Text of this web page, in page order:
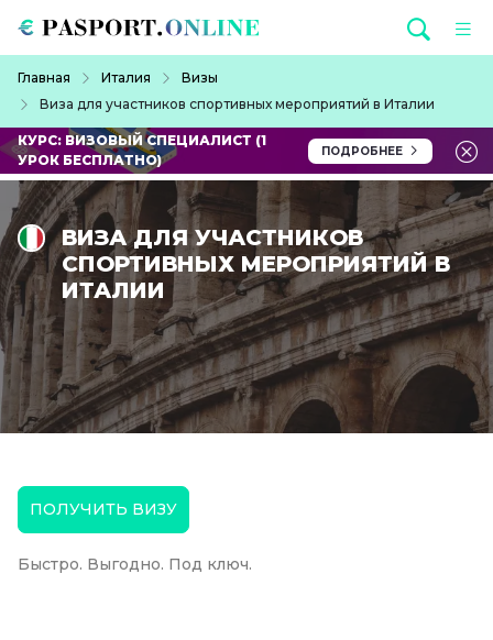
Главная Италия
Визы
Виза для участников спортивных мероприятий в Италии
КУРС: ВИЗОВЫЙ СПЕЦИАЛИСТ (1
УРОК БЕСПЛАТНО)
ПОДРОБНЕЕ
ВИЗА ДЛЯ УЧАСТНИКОВ
СПОРТИВНЫХ МЕРОПРИЯТИЙ В
ИТАЛИИ
ПОЛУЧИТЬ ВИЗУ
Быстро. Выгодно. Под ключ.